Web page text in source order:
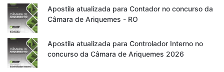
Apostila atualizada para Contador no concurso da
Câmara de Ariquemes - RO
Apostila atualizada para Controlador Interno no
concurso da Câmara de Ariquemes 2026